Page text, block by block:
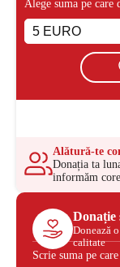
Alege suma pe care
Alătură-te
Donația ta
informăm
Donație
Donează
calitate
Scrie suma pe